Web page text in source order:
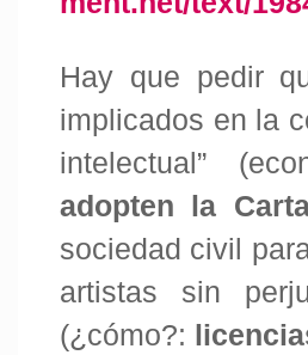
Hay que pedir
implicados en la
intelectual”
adopten la
sociedad civil
artistas sin
(¿cómo?: